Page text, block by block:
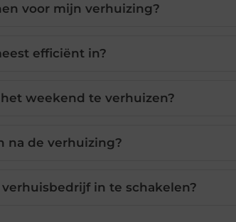
voor mijn verhuizing?
efficiënt in?
weekend te verhuizen?
na de verhuizing?
in te schakelen?